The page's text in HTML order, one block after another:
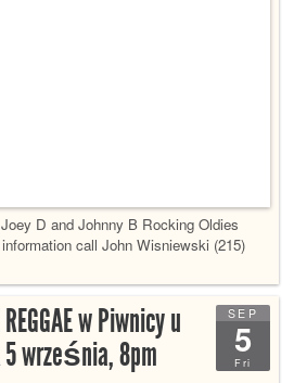
D and Johnny B Rocking Oldies
call John Wisniewski (215)
SEP
5
Fri
w Piwnicy u
września, 8pm